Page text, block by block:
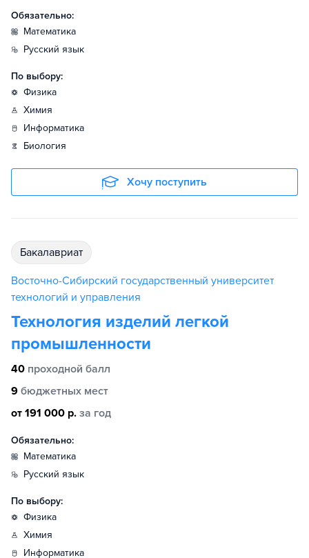
Обязательно:
математика
русский язык
По выбору:
физика
химия
информатика
биология
Хочу поступить
бакалавриат
Восточно-Сибирский государственный университет
технологий и управления
Технология изделий легкой
промышленности
40 проходной балл
9 бюджетных мест
от 191 000 р. за год
Обязательно:
математика
русский язык
По выбору:
физика
химия
информатика